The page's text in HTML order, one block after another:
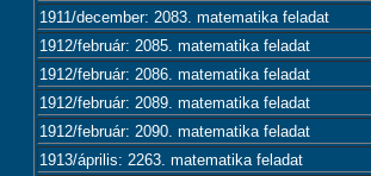
1911/december: 2083. matematika feladat
1912/február: 2085. matematika feladat
1912/február: 2086. matematika feladat
1912/február: 2089. matematika feladat
1912/február: 2090. matematika feladat
1913/április: 2263. matematika feladat